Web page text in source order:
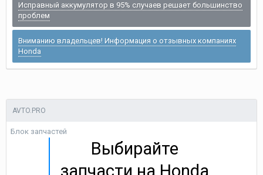
Исправный аккумулятор в 95% случаев решает большинство
проблем
Вниманию владельцев! Информация о отзывных компаниях
Honda
AVTO.PRO
Блок запчастей
Выбирайте
запчасти на Honda